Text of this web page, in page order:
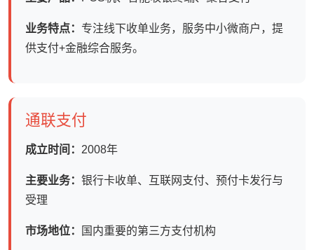
业务特点： 专注线下收单业务，服务中小微商户，提
供支付+金融综合服务。
通联支付
成立时间： 2008年
主要业务： 银行卡收单、互联网支付、预付卡发行与
受理
市场地位： 国内重要的第三方支付机构